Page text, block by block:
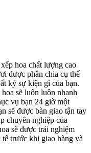
hoa chất lượng cao
được phân chia cụ thể
kỳ sự kiện gì của bạn.
sẽ luôn luôn nhanh
vụ bạn 24 giờ một
sẽ được bàn giao tận tay
chuyên nghiệp của
sẽ được trải nghiệm
trước khi giao hàng và